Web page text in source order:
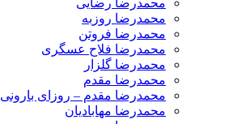
محمدرضا روزبه
محمدرضا فروتن
محمدرضا فلاح عسگری
محمدرضا گلزار
محمدرضا مقدم
محمدرضا مقدم – روزای بارونی
محمدرضا مهابادیان